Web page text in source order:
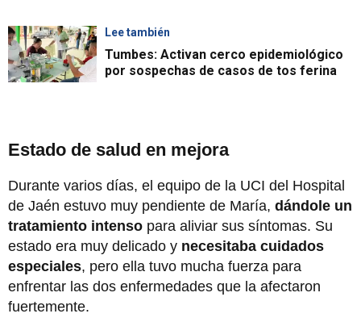
Lee también
Tumbes: Activan cerco epidemiológico
por sospechas de casos de tos ferina
Estado de salud en mejora
Durante varios días, el equipo de la UCI del Hospital
de Jaén estuvo muy pendiente de María, dándole un
tratamiento intenso para aliviar sus síntomas. Su
estado era muy delicado y necesitaba cuidados
especiales, pero ella tuvo mucha fuerza para
enfrentar las dos enfermedades que la afectaron
fuertemente.